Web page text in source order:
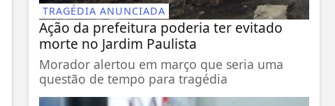
TRAGÉDIA ANUNCIADA
Ação da prefeitura poderia ter evitado
morte no Jardim Paulista
Morador alertou em março que seria uma
questão de tempo para tragédia